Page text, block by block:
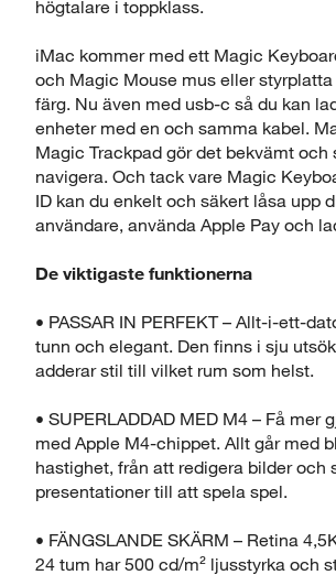
högtalare i toppklass.
iMac kommer med ett Magic
och Magic Mouse mus eller
färg. Nu även med usb-c så du kan
enheter med en och samma kabel.
Magic Trackpad gör det bekvämt och
navigera. Och tack vare Magic
ID kan du enkelt och säkert låsa upp
användare, använda Apple Pay och
De viktigaste funktionerna
• PASSAR IN PERFEKT – Allt-i-ett-
tunn och elegant. Den finns i sju
adderar stil till vilket rum som helst.
• SUPERLADDAD MED M4 – Få mer
med Apple M4-chippet. Allt går med
hastighet, från att redigera bilder och
presentationer till att spela spel.
• FÄNGSLANDE SKÄRM – Retina
24 tum har 500 cd/m² ljusstyrka och